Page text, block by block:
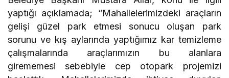
yaptığı açıklamada; “Mahallelerimizdeki araçların
gelişi güzel park etmesi sonucu oluşan park
sorunu ve kış aylarında yaptığımız kar temizleme
çalışmalarında araçlarımızın bu alanlara
girememesi sebebiyle cep otopark projemizi